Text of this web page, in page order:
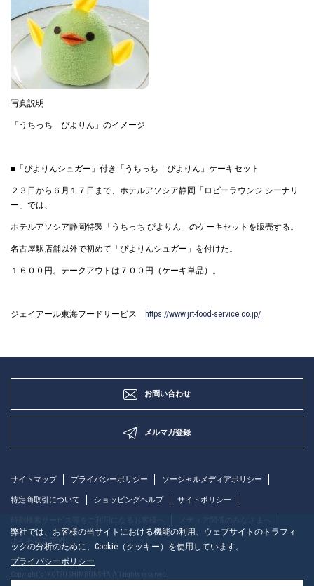
写真説明
「うちっち ぴよりん」のイメージ
■「ぴよりんシュガー」付き「うちっち ぴよりん」ケーキセット
２３日から６月１７日まで、ホテルアソシア静岡「ロビーラウンジ シーナリ
ー」では、
ホテルアソシア静岡特製「うちっち ぴよりん」のケーキセットを販売する。
名古屋駅店舗以外で初めて「ぴよりんシュガー」を付けた。
１６００円。テークアウトは７００円（ケーキ単品）。
ジェイアール東海フードサービス https://www.jrt-food-service.co.jp/
お問い合わせ
メルマガ登録
サイトマップ プライバシーポリシー ソーシャルメディアポリシー
特定商取引について ショッピングヘルプ サイトポリシー
よくあるご質問
弊社では、お客様の当サイトにおける機能の利用、ウェブサイトのトラフィ
ックの分析のために、Cookie（クッキー）を使用しています。
プライバシーポリシー